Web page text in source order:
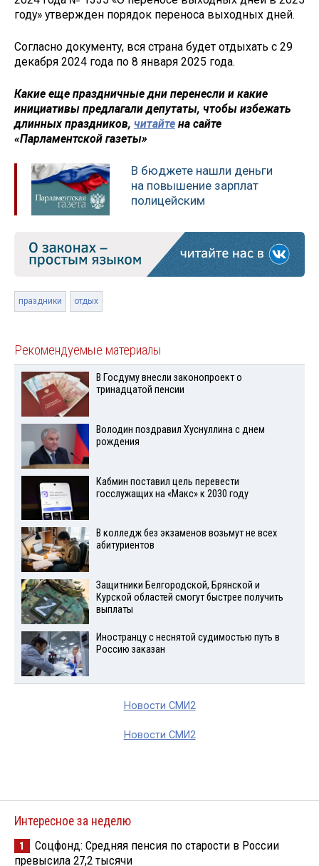
году» утвержден порядок переноса выходных дней.
Согласно документу, вся страна будет отдыхать с 29
декабря 2024 года по 8 января 2025 года.
Какие еще праздничные дни перенесли и какие
инициативы предлагали депутаты, чтобы избежать
длинных праздников, читайте на сайте
«Парламентской газеты»
В бюджете нашли деньги
на повышение зарплат
полицейским
праздники отдых
Рекомендуемые материалы
В Госдуму внесли законопроект о
тринадцатой пенсии
Володин поздравил Хуснуллина с днем
рождения
Кабмин поставил цель перевести
госслужащих на «Макс» к 2030 году
В колледж без экзаменов возьмут не всех
абитуриентов
Защитники Белгородской, Брянской и
Курской областей смогут быстрее получить
выплаты
Иностранцу с неснятой судимостью путь в
Россию заказан
Новости СМИ2
Новости СМИ2
Интересное за неделю
1
Соцфонд: Средняя пенсия по старости в России
превысила 27,2 тысячи